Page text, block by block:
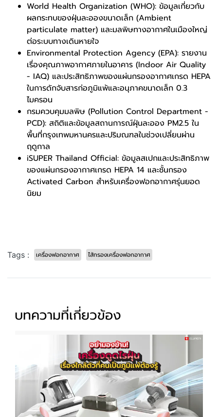
World Health Organization (WHO): ข้อมูลเกี่ยวกับ
ผลกระทบของฝุ่นละอองขนาดเล็ก (Ambient
particulate matter) และมลพิษทางอากาศในเมืองใหญ่
ต่อระบบทางเดินหายใจ
Environmental Protection Agency (EPA): รายงาน
เรื่องคุณภาพอากาศภายในอาคาร (Indoor Air Quality
- IAQ) และประสิทธิภาพของแผ่นกรองอากาศเกรด HEPA
ในการดักจับสารก่อภูมิแพ้และอนุภาคขนาดเล็ก 0.3
ไมครอน
กรมควบคุมมลพิษ (Pollution Control Department -
PCD): สถิติและข้อมูลสถานการณ์ฝุ่นละออง PM2.5 ใน
พื้นที่กรุงเทพมหานครและปริมณฑลในช่วงเปลี่ยนผ่าน
ฤดูกาล
iSUPER Thailand Official: ข้อมูลสเปกและประสิทธิภาพ
ของแผ่นกรองอากาศเกรด HEPA 14 และชั้นกรอง
Activated Carbon สำหรับเครื่องฟอกอากาศรุ่นยอด
นิยม
Tags : เครื่องฟอกอากาศ ไส้กรองเครื่องฟอกอากาศ
บทความที่เกี่ยวข้อง